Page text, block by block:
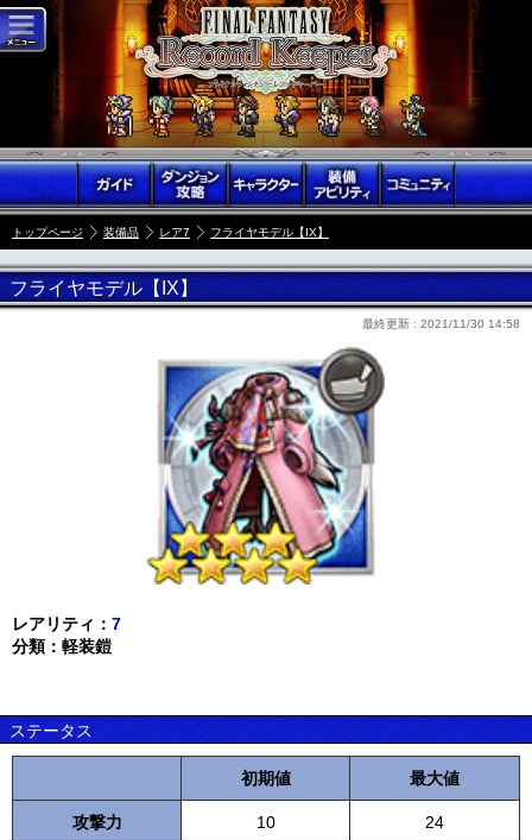
トップページ 装備品 レア7 フライヤモデル【IX】
フライヤモデル【IX】
最終更新 : 2021/11/30 14:58
レアリティ： 7
分類：軽装鎧
ステータス
初期値 最大値
攻撃力 10 24